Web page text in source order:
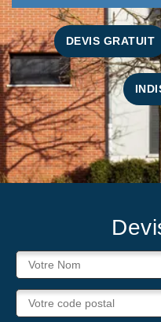
DEVIS GRATUIT